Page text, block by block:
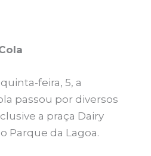
feira, 5, a
passou por diversos
a praça Dairy
Parque da Lagoa.